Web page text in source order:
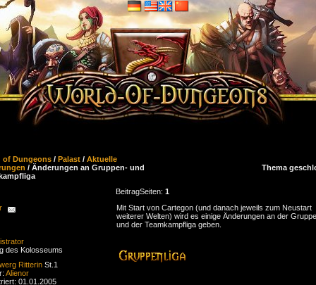
of Dungeons / Palast / Aktuelle
/ Änderungen an Gruppen- und
Thema
BeitragSeiten: 1
des Kolosseums
Ritterin St.1
Alienor
01.01.2005
Mit Start von Cartegon (und danach jeweils zum Neustart
weiterer Welten) wird es einige Änderungen an der
und der Teamkampfliga geben.